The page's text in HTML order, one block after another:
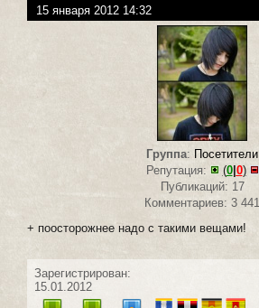
15 января 2012 14:32
Группа: Посетители
Репутация:
(0| 0)
Публикаций: 17
Комментариев: 3 441
+ поосторожнее надо с такими вещами!
Зарегистрирован:
15.01.2012